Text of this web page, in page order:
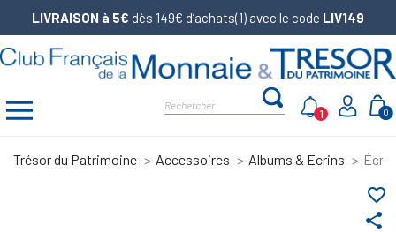
LIVRAISON à 5€ dès 149€ d’achats(1) avec le code LIV149
0
1
Trésor du Patrimoine Accessoires Albums & Ecrins
share
favorite_border